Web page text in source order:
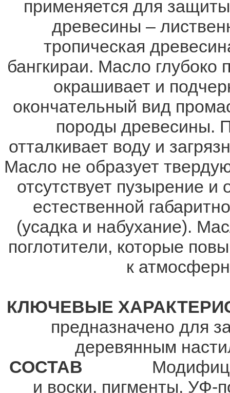
применяется для
древесины –
тропическая
бангкираи. Масло глубоко
окрашивает и
окончательный вид
породы древесины.
отталкивает воду и
Масло не образует
отсутствует пузырение
естественной
(усадка и набухание).
поглотители, которые
к
КЛЮЧЕВЫЕ
предназначено для
деревянным
СОСТАВ
и воски, пигменты, УФ-